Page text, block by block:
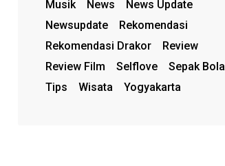
Musik
News
News Update
Newsupdate
Rekomendasi
Rekomendasi Drakor
Review
Review Film
Selflove
Sepak Bola
Tips
Wisata Yogyakarta